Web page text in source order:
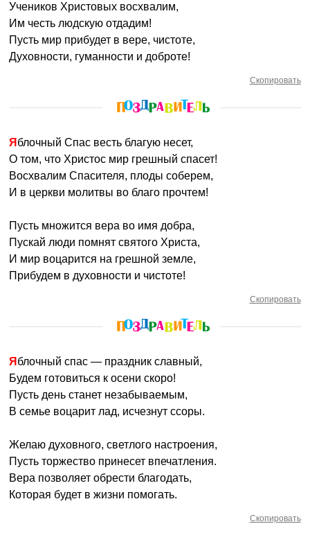
Учеников Христовых восхвалим,
Им честь людскую отдадим!
Пусть мир прибудет в вере, чистоте,
Духовности, гуманности и доброте!
Скопировать
Яблочный Спас весть благую несет,
О том, что Христос мир грешный спасет!
Восхвалим Спасителя, плоды соберем,
И в церкви молитвы во благо прочтем!
Пусть множится вера во имя добра,
Пускай люди помнят святого Христа,
И мир воцарится на грешной земле,
Прибудем в духовности и чистоте!
Скопировать
Яблочный спас — праздник славный,
Будем готовиться к осени скоро!
Пусть день станет незабываемым,
В семье воцарит лад, исчезнут ссоры.
Желаю духовного, светлого настроения,
Пусть торжество принесет впечатления.
Вера позволяет обрести благодать,
Которая будет в жизни помогать.
Скопировать